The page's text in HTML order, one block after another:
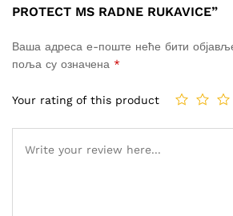
PROTECT MS RADNE RUKAVICE”
Ваша адреса е-поште неће бити
поља су означена *
Your rating of this product